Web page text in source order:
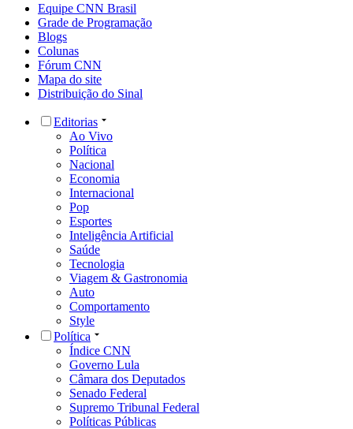
Equipe CNN Brasil
Grade de Programação
Blogs
Colunas
Fórum CNN
Mapa do site
Distribuição do Sinal
Editorias
Ao Vivo
Política
Nacional
Economia
Internacional
Pop
Esportes
Inteligência Artificial
Saúde
Tecnologia
Viagem & Gastronomia
Auto
Comportamento
Style
Política
Índice CNN
Governo Lula
Câmara dos Deputados
Senado Federal
Supremo Tribunal Federal
Políticas Públicas